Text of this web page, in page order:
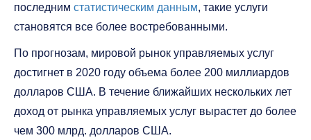
последним статистическим данным, такие услуги
становятся все более востребованными.
По прогнозам, мировой рынок управляемых услуг
достигнет в 2020 году объема более 200 миллиардов
долларов США. В течение ближайших нескольких лет
доход от рынка управляемых услуг вырастет до более
чем 300 млрд. долларов США.